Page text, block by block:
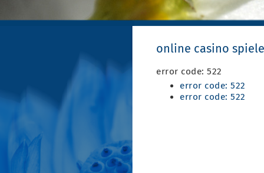
online casino
error code: 522
error code: 522
error code: 522